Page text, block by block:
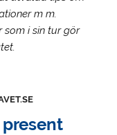
m m.
som i sin tur gör